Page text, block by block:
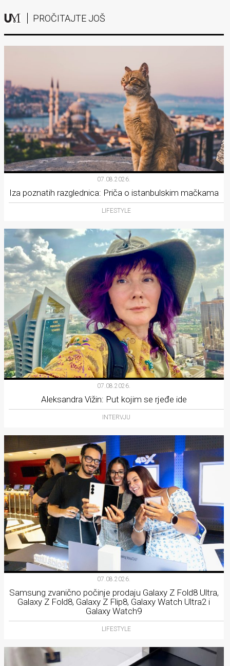
PROČITAJTE JOŠ
07.08.2026.
Iza poznatih razglednica: Priča o istanbulskim mačkama
LIFESTYLE
07.08.2026.
Aleksandra Vižin: Put kojim se rjeđe ide
INTERVJU
07.08.2026.
Samsung zvanično počinje prodaju Galaxy Z Fold8 Ultra,
Galaxy Z Fold8, Galaxy Z Flip8, Galaxy Watch Ultra2 i
Galaxy Watch9
LIFESTYLE